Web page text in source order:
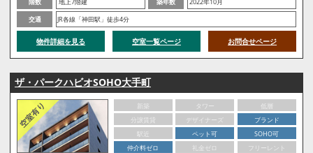
交通
JR各線「神田駅」徒歩4分
物件詳細を見る 空室一覧ページ お問合せページ
ザ・パークハビオSOHO大手町
新築 タワー
低層
分譲賃貸
デザイナーズ
ブランド
駅近
ペット可
SOHO可
仲介料ゼロ
礼金ゼロ
フリーレント